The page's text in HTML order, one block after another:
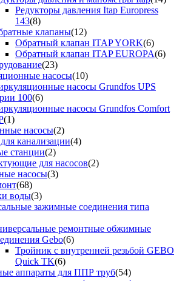
Редукторы давления Itap Europress
143(8)
клапаны(12)
Обратный клапан ITAP YORK(6)
Обратный клапан ITAP EUROPA(6)
(23)
насосы(10)
насосы Grundfos UPS
100(6)
насосы Grundfos Comfort
(1)
насосы(2)
канализации(4)
станции(2)
для насосов(2)
насосы(3)
(68)
воды(3)
зажимные соединения типа
ремонтные обжимные
Gebo(6)
Тройник с внутренней резьбой GEBO
Quick TK(6)
аппараты для ППР труб(54)